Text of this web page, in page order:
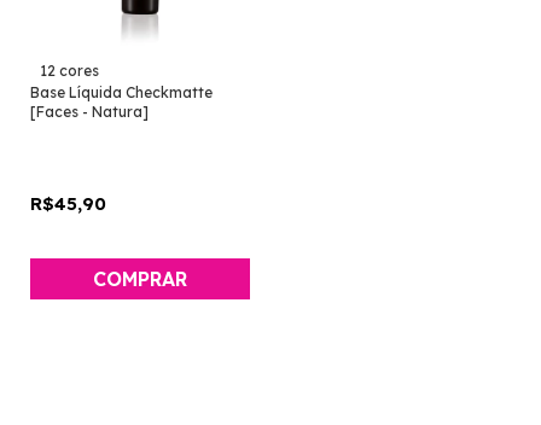
12 cores
Base Líquida Checkmatte
[Faces - Natura]
R$45,90
COMPRAR